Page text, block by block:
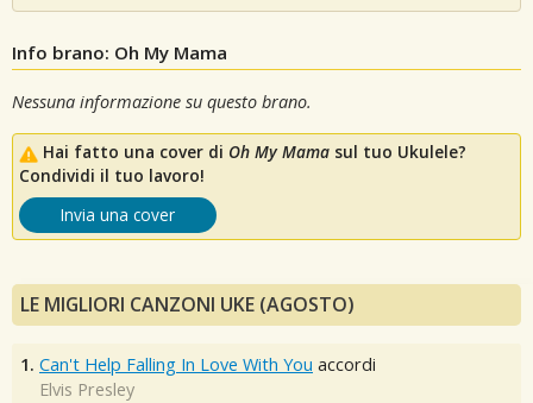
Info brano: Oh My Mama
Nessuna informazione su questo brano.
Hai fatto una cover di Oh My Mama sul tuo Ukulele?
Condividi il tuo lavoro!
Invia una cover
LE MIGLIORI CANZONI UKE (AGOSTO)
1. Can't Help Falling In Love With You accordi
Elvis Presley